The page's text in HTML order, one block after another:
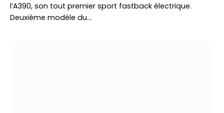
l’A390, son tout premier sport fastback électrique.
Deuxième modèle du…